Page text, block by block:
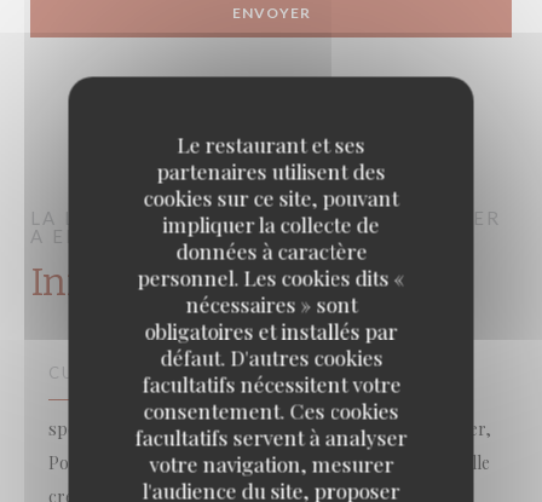
Le restaurant et ses
partenaires utilisent des
cookies sur ce site, pouvant
impliquer la collecte de
données à caractère
personnel. Les cookies dits «
nécessaires » sont
obligatoires et installés par
défaut. D'autres cookies
facultatifs nécessitent votre
consentement. Ces cookies
facultatifs servent à analyser
votre navigation, mesurer
l'audience du site, proposer
LA LORRAINEBRASSERIE – FRUITS DE MER
A EMPORTERPARIS
Infos pratiques
CUISINE
spécialisé poisson, Plateaux de fruits de mer à emporter,
Poissons et fruits de mer, Cuisine française traditionnelle
créative , Cuisine Traditionnelle